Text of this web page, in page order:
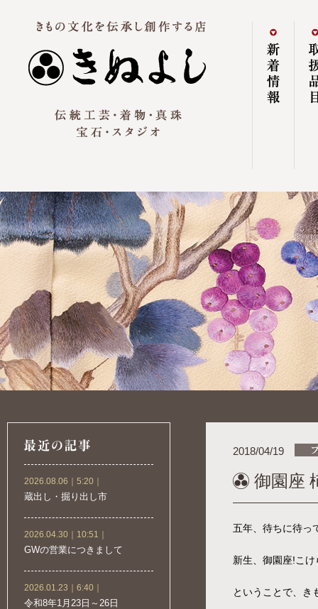
2026.08.06｜5:20｜
蔵出し・掘り出し市
2026.04.30｜10:51｜
GWの営業につきまして
2026.01.23｜6:40｜
令和8年1月23日～26日
2018/04/19
御園座
五年、待ちに待っ
新生、御園座!こ
ということで、き